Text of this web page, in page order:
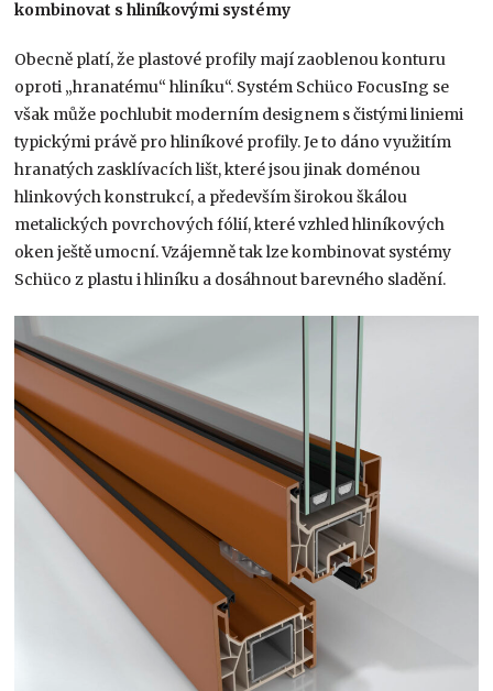
kombinovat s hliníkovými systémy
Obecně platí, že plastové profily mají zaoblenou konturu
oproti „hranatému“ hliníku“. Systém Schüco FocusIng se
však může pochlubit moderním designem s čistými liniemi
typickými právě pro hliníkové profily. Je to dáno využitím
hranatých zasklívacích lišt, které jsou jinak doménou
hlinkových konstrukcí, a především širokou škálou
metalických povrchových fólií, které vzhled hliníkových
oken ještě umocní. Vzájemně tak lze kombinovat systémy
Schüco z plastu i hliníku a dosáhnout barevného sladění.